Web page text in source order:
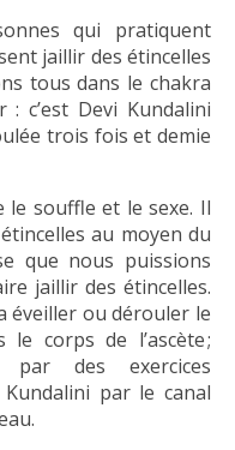
qui pratiquent
jaillir des étincelles
tous dans le chakra
c’est Devi Kundalini
trois fois et demie
souffle et le sexe. Il
au moyen du
que nous puissions
jaillir des étincelles.
éveiller ou dérouler le
corps de l’ascète ;
des exercices
par le canal